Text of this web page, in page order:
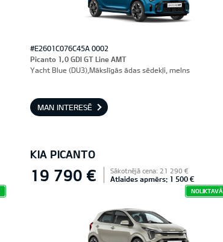
#E2601C076C45A 0002
Picanto 1,0 GDI GT Line AMT
Yacht Blue (DU3),Mākslīgās ādas sēdekļi, melns
MAN INTERESĒ
KIA PICANTO
19 790 € Sākotnējā cena: 21 290 €
Atlaides apmērs: 1 500 €
NOLIKTAVĀ